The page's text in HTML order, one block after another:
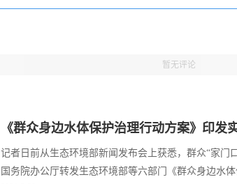
暂无评论
《群众身边水体保护治理行动方案》印发
记者日前从生态环境部新闻发布会上获悉，群众“家门
国务院办公厅转发生态环境部等六部门《群众身边水